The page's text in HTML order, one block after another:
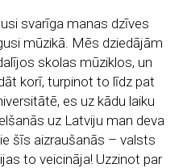
svarīga manas dzīves
mūzikā. Mēs dziedājām
skolas mūziklos, un
korī, turpinot to līdz pat
es uz kādu laiku
uz Latviju man deva
šīs aizraušanās – valsts
to veicināja! Uzzinot par